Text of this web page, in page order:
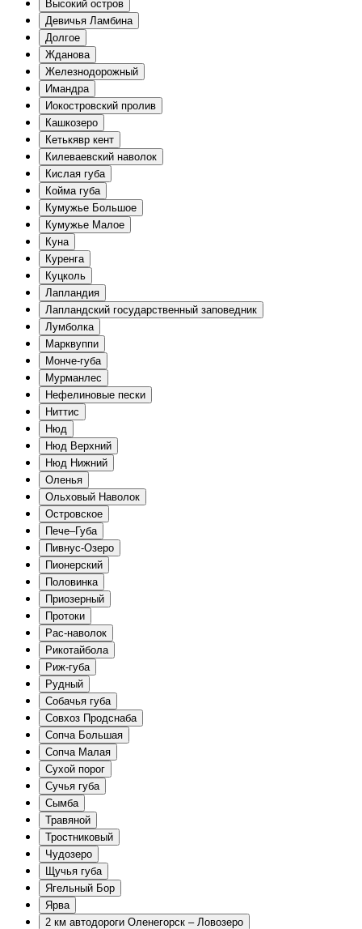
Высокий остров
Девичья Ламбина
Долгое
Жданова
Железнодорожный
Имандра
Иокостровский пролив
Кашкозеро
Кетькявр кент
Килеваевский наволок
Кислая губа
Койма губа
Кумужье Большое
Кумужье Малое
Куна
Куренга
Куцколь
Лапландия
Лапландский государственный заповедник
Лумболка
Марквуппи
Монче-губа
Мурманлес
Нефелиновые пески
Ниттис
Нюд
Нюд Верхний
Нюд Нижний
Оленья
Ольховый Наволок
Островское
Пече–Губа
Пивнус-Озеро
Пионерский
Половинка
Приозерный
Протоки
Рас-наволок
Рикотайбола
Риж-губа
Рудный
Собачья губа
Совхоз Продснаба
Сопча Большая
Сопча Малая
Сухой порог
Сучья губа
Сымба
Травяной
Тростниковый
Чудозеро
Щучья губа
Ягельный Бор
Ярва
2 км автодороги Оленегорск – Ловозеро